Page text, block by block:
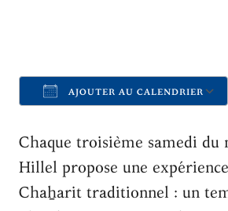
AJOUTER AU CALENDRIER
Télécharger ICS
Chaque troisième samedi du
Hillel propose une
Chaẖarit traditionnel : un